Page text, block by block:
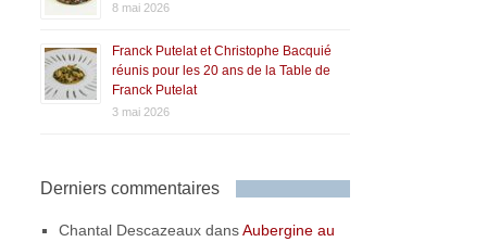
8 mai 2026
Franck Putelat et Christophe Bacquié
réunis pour les 20 ans de la Table de
Franck Putelat
3 mai 2026
Derniers commentaires
Chantal Descazeaux dansAubergine au